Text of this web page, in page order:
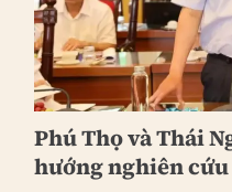
Phú Thọ và Thái
hướng nghiên